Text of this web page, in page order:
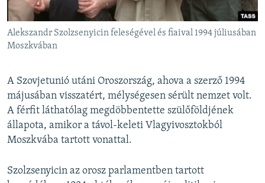
Alekszandr Szolzsenyicin feleségével és fiaival 1994 júliusában
Moszkvában
A Szovjetunió utáni Oroszország, ahova a szerző 1994
májusában visszatért, mélységesen sérült nemzet volt.
A férfit láthatólag megdöbbentette szülőföldjének
állapota, amikor a távol-keleti Vlagyivosztokból
Moszkvába tartott vonattal.
Szolzsenyicin az orosz parlamentben tartott